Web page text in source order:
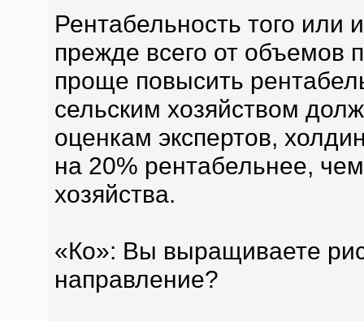
Рентабельность того или
прежде всего от объемов
проще повысить
сельским хозяйством
оценкам экспертов,
на 20% рентабельнее,
хозяйства.
«Ко»: Вы выращиваете
направление?